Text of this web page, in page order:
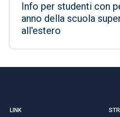
Info per studenti con
anno della scuola
all'estero
LINK